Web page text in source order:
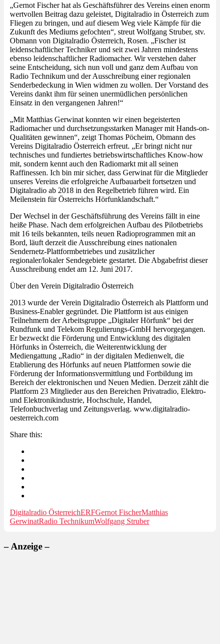
„Gernot Fischer hat als Geschäftsführer des Vereins einen enorm
wertvollen Beitrag dazu geleistet, Digitalradio in Österreich zum
Fliegen zu bringen, und auf diesem Weg viele Kämpfe für die
Zukunft des Mediums gefochten“, streut Wolfgang Struber, stv.
Obmann von Digitalradio Österreich, Rosen. „Fischer ist
leidenschaftlicher Techniker und seit zwei Jahren mindestens
ebenso leidenschaftlicher Radiomacher. Wir verstehen daher
seine Entscheidung, sich nun voll und ganz dem Aufbau von
Radio Technikum und der Ausschreibung einer regionalen
Senderbedeckung in Wien widmen zu wollen. Der Vorstand des
Vereins dankt ihm für seinen unermüdlichen persönlichen
Einsatz in den vergangenen Jahren!“
„Mit Matthias Gerwinat konnten wir einen begeisterten
Radiomacher und durchsetzungsstarken Manager mit Hands-on-
Qualitäten gewinnen“, zeigt Thomas Pöcheim, Obmann des
Vereins Digitalradio Österreich erfreut. „Er bringt nicht nur
technisches und fundiertes betriebswirtschaftliches Know-how
mit, sondern kennt auch den Radiomarkt mit all seinen
Raffinessen. Ich bin mir sicher, dass Gerwinat für die Mitglieder
unseres Vereins die erfolgreiche Aufbauarbeit fortsetzen und
Digitalradio ab 2018 in den Regelbetrieb führen wird. Ein
Meilenstein für Österreichs Hörfunklandschaft.“
Der Wechsel in der Geschäftsführung des Vereins fällt in eine
heiße Phase. Nach dem erfolgreichen Aufbau des Pilotbetriebs
mit 16 teils bekannten, teils neuen Radioprogrammen mit an
Bord, läuft derzeit die Ausschreibung eines nationalen
Sendernetz-Plattformbetriebes und zusätzlicher
regionaler/lokaler Sendegebiete gestartet. Die Abgabefrist dieser
Ausschreibung endet am 12. Juni 2017.
Über den Verein Digitalradio Österreich
2013 wurde der Verein Digitalradio Österreich als Plattform und
Business-Enabler gegründet. Die Plattform ist aus einigen
Teilnehmern der Arbeitsgruppe „Digitaler Hörfunk“ bei der
Rundfunk und Telekom Regulierungs-GmbH hervorgegangen.
Er bezweckt die Förderung und Entwicklung des digitalen
Hörfunks in Österreich, die Weiterentwicklung der
Mediengattung „Radio“ in der digitalen Medienwelt, die
Etablierung des Hörfunks auf neuen Plattformen sowie die
Förderung der Informationsvermittlung und Fortbildung im
Bereich der elektronischen und Neuen Medien. Derzeit zählt die
Plattform 23 Mitglieder aus den Bereichen Privatradio, Elektro-
und Elektronikindustrie, Hochschule, Handel,
Telefonbuchverlag und Zeitungsverlag. www.digitalradio-
oesterreich.com
Share this:
Digitalradio ÖsterreichERFGernot FischerMatthias
GerwinatRadio TechnikumWolfgang Struber
– Anzeige –